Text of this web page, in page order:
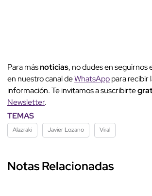
Para másnoticias, no dudes en seguirnos
en nuestro canal deWhatsApppara recibir
información. Te invitamos a suscribirte
Newsletter.
TEMAS
Alazraki Javier Lozano Viral
Notas Relacionadas